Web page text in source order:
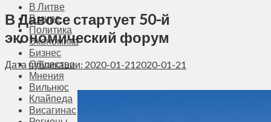
В Литве
В мире
Политика
Экономика
Бизнес
Общество
Мнения
Вильнюс
Клайпеда
Висагинас
В Давосе стартует 50-й
экономический форум
Дата публикации: 2020-01-212020-01-21